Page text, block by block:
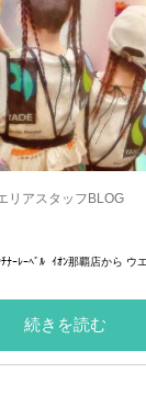
リアスタッフBLOG
ﾅｰﾚｰﾍﾞﾙ ｲｵﾝ那覇店から ウ
続きを読む